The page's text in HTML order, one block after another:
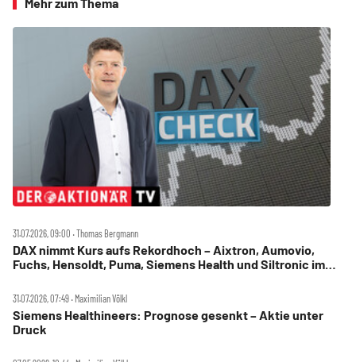
Mehr zum Thema
31.07.2026, 09:00 ‧ Thomas Bergmann
DAX nimmt Kurs aufs Rekordhoch – Aixtron, Aumovio,
Fuchs, Hensoldt, Puma, Siemens Health und Siltronic im
31.07.2026, 07:49 ‧ Maximilian Völkl
Siemens Healthineers: Prognose gesenkt – Aktie unter
Druck